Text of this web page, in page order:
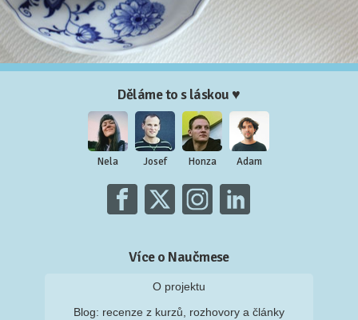
Děláme to s láskou ♥
Nela Josef Honza Adam
Více o Naučmese
O projektu
Blog: recenze z kurzů, rozhovory a články